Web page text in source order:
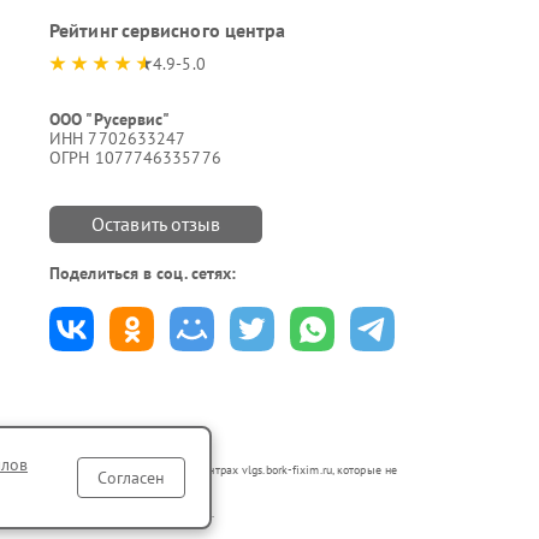
Рейтинг сервисного центра
4.9-5.0
ООО "Русервис"
ИНН 7702633247
ОГРН 1077746335776
Оставить отзыв
Поделиться в соц. сетях:
в неавторизованных сервисных центрах vlgs.bork-fixim.ru, которые не
ремонту техники указанных брендов.
Согласен